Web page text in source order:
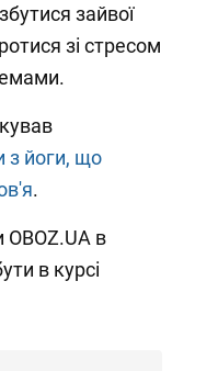
зайвої
зі стресом
з йоги, що
.
OBOZ.UA в
в курсі